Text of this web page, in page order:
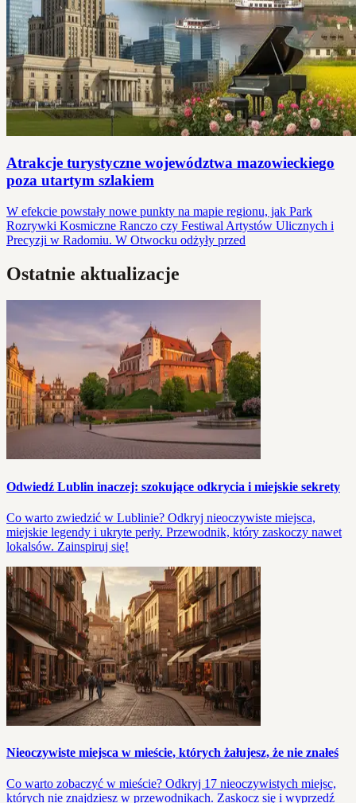
Atrakcje turystyczne województwa mazowieckiego
poza utartym szlakiem
W efekcie powstały nowe punkty na mapie regionu, jak Park
Rozrywki Kosmiczne Ranczo czy Festiwal Artystów Ulicznych i
Precyzji w Radomiu. W Otwocku odżyły przed
Ostatnie aktualizacje
Odwiedź Lublin inaczej: szokujące odkrycia i miejskie sekrety
Co warto zwiedzić w Lublinie? Odkryj nieoczywiste miejsca,
miejskie legendy i ukryte perły. Przewodnik, który zaskoczy nawet
lokalsów. Zainspiruj się!
Nieoczywiste miejsca w mieście, których żałujesz, że nie znałeś
Co warto zobaczyć w mieście? Odkryj 17 nieoczywistych miejsc,
których nie znajdziesz w przewodnikach. Zaskocz się i wyprzedź